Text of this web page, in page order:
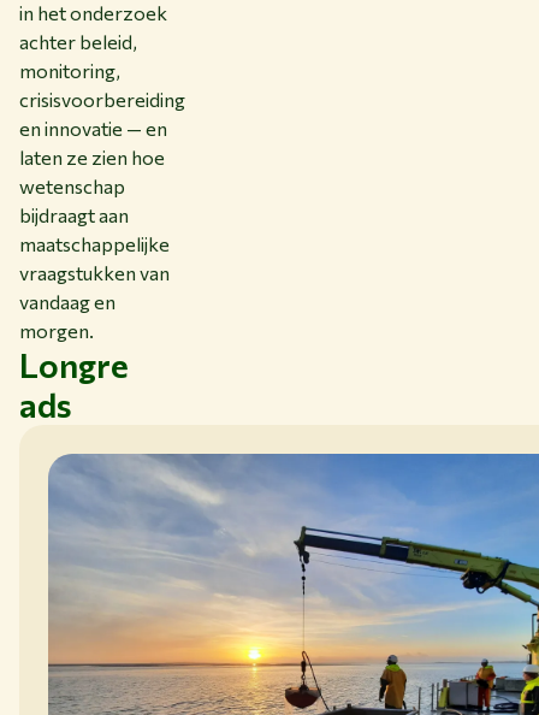
in het onderzoek
achter beleid,
monitoring,
crisisvoorbereiding
en innovatie — en
laten ze zien hoe
wetenschap
bijdraagt aan
maatschappelijke
vraagstukken van
vandaag en
morgen.
Longre
ads